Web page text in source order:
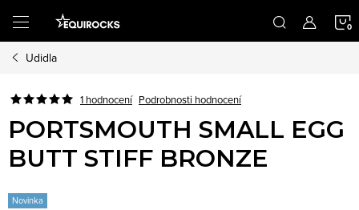
obsah
Udidla
1 hodnocení Podrobnosti hodnocení
PORTSMOUTH SMALL EGG
BUTT STIFF BRONZE
Novinka